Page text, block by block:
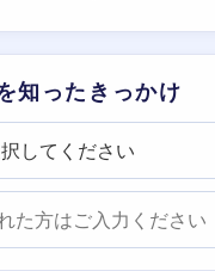
知ったきっかけ